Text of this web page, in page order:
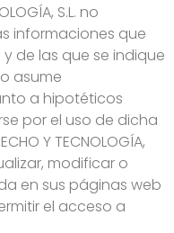
S.L. no
informaciones que
de las que se indique
asume
a hipotéticos
por el uso de dicha
Y TECNOLOGÍA,
modificar o
en sus páginas web
el acceso a